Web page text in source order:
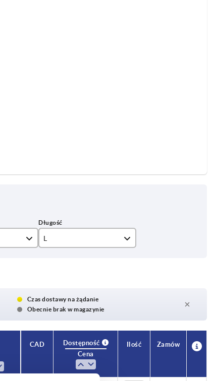
L
18,7
21
Czas dostawy na żądanie
Obecnie brak w magazynie
CAD
Dostępność
Cena
Ilość Zamów